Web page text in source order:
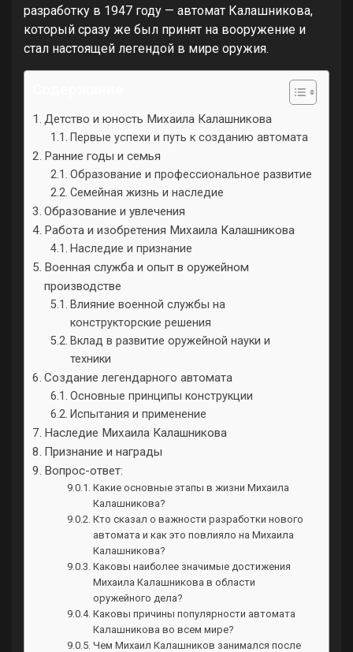
разработку в 1947 году — автомат Калашникова,
который сразу же был принят на вооружение и
стал настоящей легендой в мире оружия.
Детство и юность Михаила Калашникова
Первые успехи и путь к созданию автомата
Ранние годы и семья
Образование и профессиональное развитие
Семейная жизнь и наследие
Образование и увлечения
Работа и изобретения Михаила Калашникова
Наследие и признание
Военная служба и опыт в оружейном
производстве
Влияние военной службы на
конструкторские решения
Вклад в развитие оружейной науки и
техники
Создание легендарного автомата
Основные принципы конструкции
Испытания и применение
Наследие Михаила Калашникова
Признание и награды
Вопрос-ответ:
Какие основные этапы в жизни Михаила
Калашникова?
Кто сказал о важности разработки нового
автомата и как это повлияло на Михаила
Калашникова?
Каковы наиболее значимые достижения
Михаила Калашникова в области
оружейного дела?
Каковы причины популярности автомата
Калашникова во всем мире?
Чем Михаил Калашников занимался после